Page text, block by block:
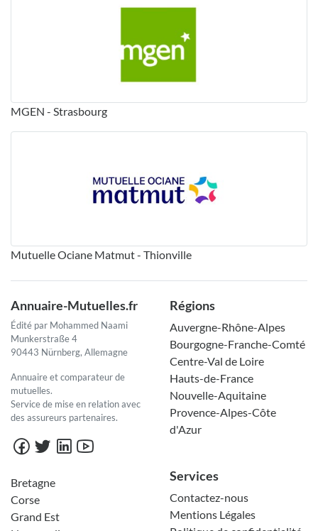
MGEN - Strasbourg
Mutuelle Ociane Matmut - Thionville
Annuaire-Mutuelles.fr
Édité par Mohammed Naami
Munkerstraße 4
90443 Nürnberg, Allemagne
Annuaire et comparateur de
mutuelles.
Service de mise en relation avec
des assureurs partenaires.
Régions
Auvergne-Rhône-Alpes
Bourgogne-Franche-Comté
Centre-Val de Loire
Hauts-de-France
Nouvelle-Aquitaine
Provence-Alpes-Côte
d'Azur
Bretagne
Corse
Grand Est
Services
Contactez-nous
Mentions Légales